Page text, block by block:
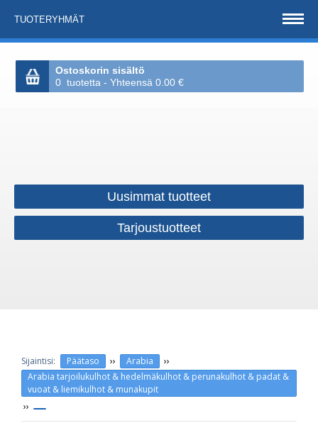
TUOTERYHMÄT
Ostoskorin sisältö
0 tuotetta - Yhteensä 0.00 €
Uusimmat tuotteet
Tarjoustuotteet
Päätaso ›› Arabia ››
Arabia tarjoilukulhot & hedelmäkulhot & perunakulhot & padat &
vuoat & liemikulhot & munakupit
››